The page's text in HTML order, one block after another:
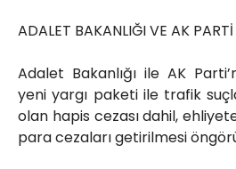
ADALET BAKANLIĞI VE AK
Adalet Bakanlığı ile AK
yeni yargı paketi ile trafik
olan hapis cezası dahil,
para cezaları getirilmesi